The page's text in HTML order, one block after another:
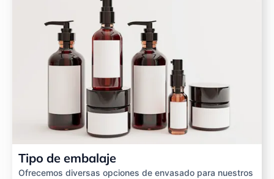
Tipo de embalaje
Ofrecemos diversas opciones de envasado para nuestros